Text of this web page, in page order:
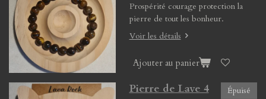
Prospérité courage protection la
pierre de tout les bonheur.
Voir les détails
Ajouter au panier
Épuisé
Pierre de Lave 4